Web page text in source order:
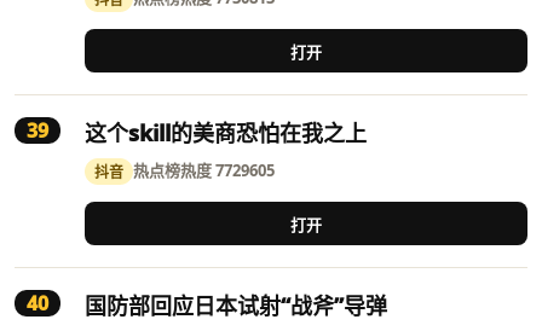
打开
39 这个skill的美商恐怕在我之上
抖音 热点榜热度 7729605
打开
40 国防部回应日本试射“战斧”导弹